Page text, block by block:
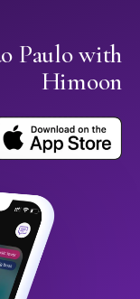
Paulo with
Himoon